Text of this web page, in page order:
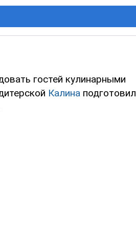
гостей кулинарными
Калина подготовил